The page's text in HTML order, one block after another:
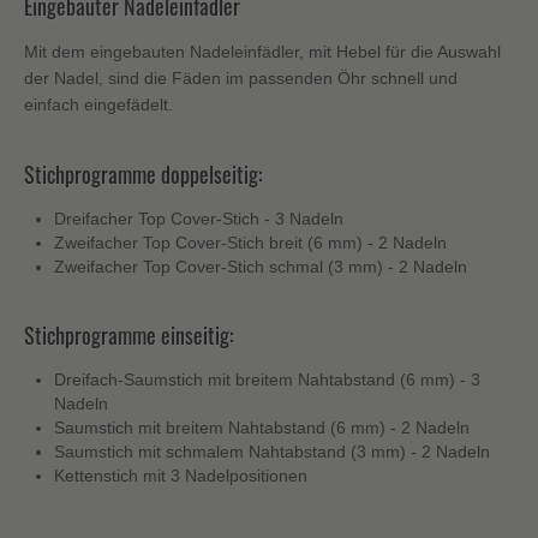
Mit dem eingebauten Nadeleinfädler, mit Hebel für die Auswahl
der Nadel, sind die Fäden im passenden Öhr schnell und
einfach eingefädelt.
Stichprogramme doppelseitig:
Dreifacher Top Cover-Stich - 3 Nadeln
Zweifacher Top Cover-Stich breit (6 mm) - 2 Nadeln
Zweifacher Top Cover-Stich schmal (3 mm) - 2 Nadeln
Stichprogramme einseitig:
Dreifach-Saumstich mit breitem Nahtabstand (6 mm) - 3
Nadeln
Saumstich mit breitem Nahtabstand (6 mm) - 2 Nadeln
Saumstich mit schmalem Nahtabstand (3 mm) - 2 Nadeln
Kettenstich mit 3 Nadelpositionen